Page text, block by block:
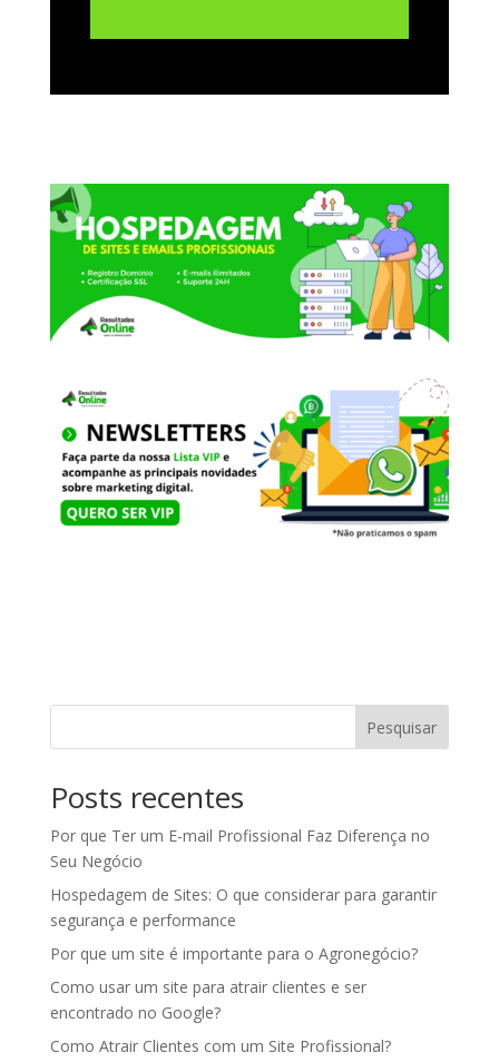
Pesquisar
Posts recentes
Por que Ter um E-mail Profissional Faz Diferença no
Seu Negócio
Hospedagem de Sites: O que considerar para garantir
segurança e performance
Por que um site é importante para o Agronegócio?
Como usar um site para atrair clientes e ser
encontrado no Google?
Como Atrair Clientes com um Site Profissional?